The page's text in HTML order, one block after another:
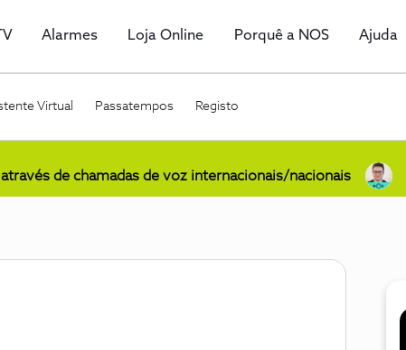
Alarmes Loja Online Porquê a NOS Ajuda
Virtual Passatempos Registo
de chamadas de voz internacionais/nacionais